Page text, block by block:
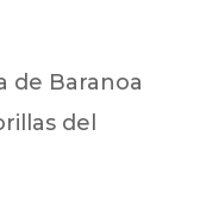
de Baranoa
del